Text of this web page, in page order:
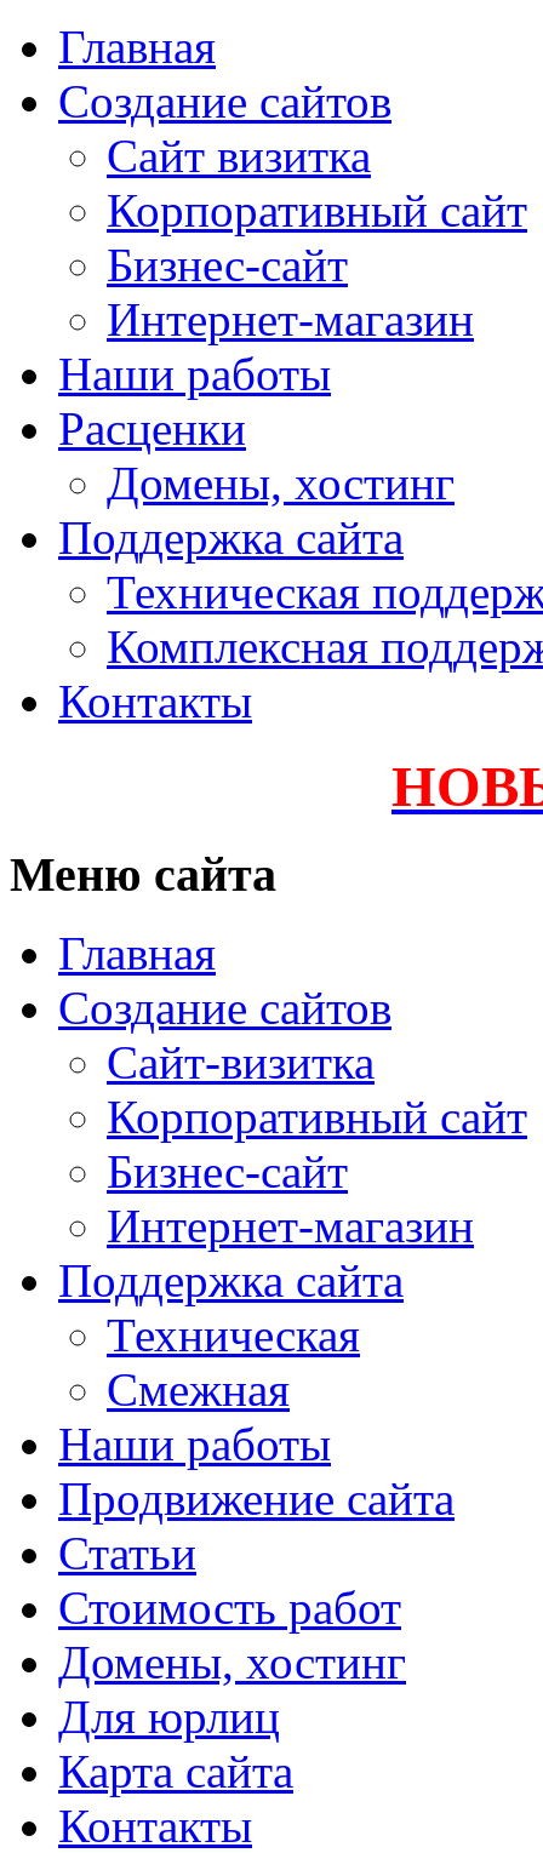
Главная
Создание сайтов
Сайт визитка
Корпоративный сайт
Бизнес-сайт
Интернет-магазин
Наши работы
Расценки
Домены, хостинг
Поддержка сайта
Техническая
Комплексная
Контакты
Меню сайта
Главная
Создание сайтов
Сайт-визитка
Корпоративный сайт
Бизнес-сайт
Интернет-магазин
Поддержка сайта
Техническая
Смежная
Наши работы
Продвижение сайта
Статьи
Стоимость работ
Домены, хостинг
Для юрлиц
Карта сайта
Контакты